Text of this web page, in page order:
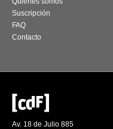
Suscripción
FAQ
Contacto
Av. 18 de Julio 885